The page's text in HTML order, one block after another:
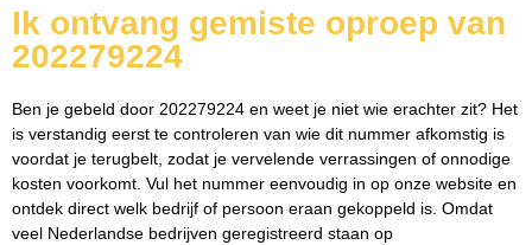
Ik ontvang gemiste oproep van
202279224
Ben je gebeld door 202279224 en weet je niet wie erachter zit? Het
is verstandig eerst te controleren van wie dit nummer afkomstig is
voordat je terugbelt, zodat je vervelende verrassingen of onnodige
kosten voorkomt. Vul het nummer eenvoudig in op onze website en
ontdek direct welk bedrijf of persoon eraan gekoppeld is. Omdat
veel Nederlandse bedrijven geregistreerd staan op